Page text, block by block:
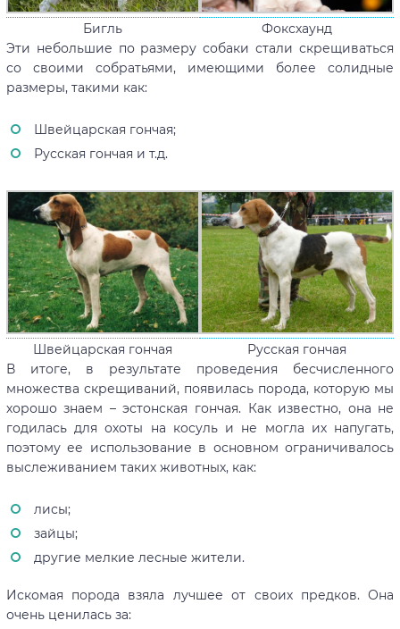
Бигль
Фоксхаунд
Эти небольшие по размеру собаки стали скрещиваться
со своими собратьями, имеющими более солидные
размеры, такими как:
Швейцарская гончая;
Русская гончая и т.д.
Швейцарская гончая
Русская гончая
В итоге, в результате проведения бесчисленного
множества скрещиваний, появилась порода, которую мы
хорошо знаем – эстонская гончая. Как известно, она не
годилась для охоты на косуль и не могла их напугать,
поэтому ее использование в основном ограничивалось
выслеживанием таких животных, как:
лисы;
зайцы;
другие мелкие лесные жители.
Искомая порода взяла лучшее от своих предков. Она
очень ценилась за: